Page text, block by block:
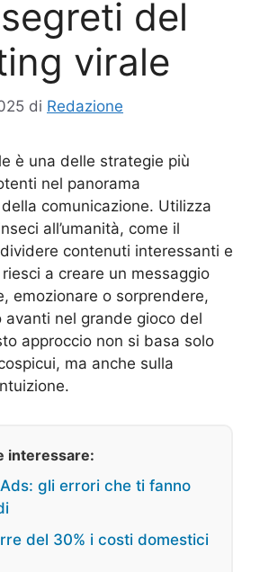
del
virale
di Redazione
è una delle strategie più
nel panorama
comunicazione. Utilizza
all’umanità, come il
contenuti interessanti e
a creare un messaggio
emozionare o sorprendere,
avanti nel grande gioco del
approccio non si basa solo
ma anche sulla
interessare:
gli errori che ti fanno
del 30% i costi domestici